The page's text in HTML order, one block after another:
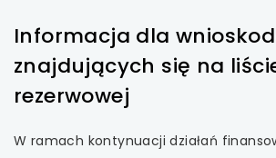
Informacja dla
znajdujących się na
rezerwowej
W ramach kontynuacji działań